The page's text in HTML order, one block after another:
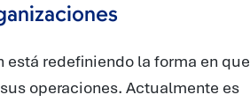
redefiniendo la forma en que
operaciones. Actualmente es